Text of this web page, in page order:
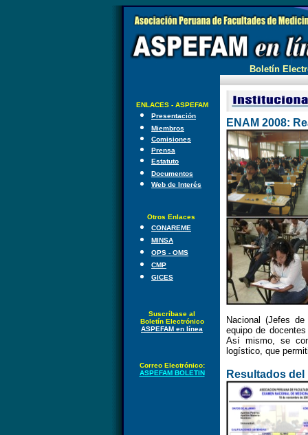
Boletín
ENLACES - ASPEFAM
Presentación
Miembros
Comisiones
Prensa
Estatuto
Documentos
Web de Interés
Otros Enlaces
CONAREME
MINSA
OPS - OMS
CMP
GICES
Suscríbase al
Boletín Electrónico
ASPEFAM en línea
Correo Electrónico:
ASPEFAM BOLETIN
ENAM 2008:
Nacional (Jefes
equipo de
Así mismo, se
logístico, que
Resultados